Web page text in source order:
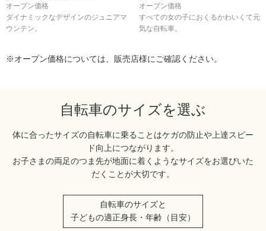
オープン価格
ダイナミックなデザインのジュニアマ
ウンテン。
オープン価格
すべての女の子におくるかわいくて元
気な自転車。
※オープン価格については、販売店様にご確認ください。
自転車のサイズを選ぶ
体に合ったサイズの自転車に乗ることはケガの防止や上達スピー
ド向上につながります。
お子さまの両足のつま先が地面に着くようなサイズをお選びいた
だくことが大切です。
自転車のサイズと
子どもの適正身長・年齢（目安）